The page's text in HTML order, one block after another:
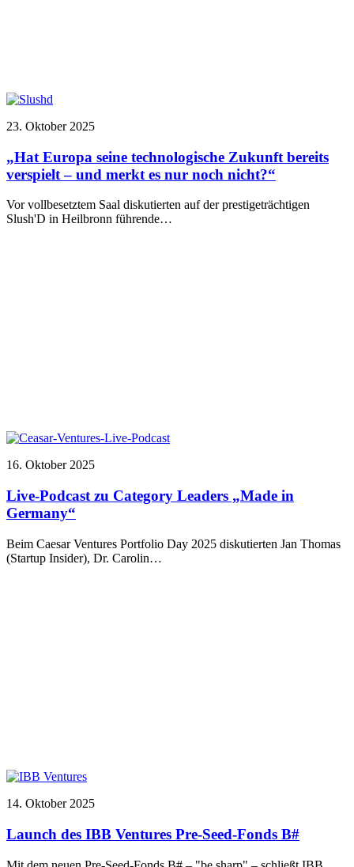
23. Oktober 2025
„Hat Europa seine technologische Zukunft bereits
verspielt – und merkt es nur noch nicht?“
Vor vollbesetztem Saal diskutierten auf der prestigeträchtigen
Slush'D in Heilbronn führende…
16. Oktober 2025
Live-Podcast zu Category Leaders „Made in
Germany“
Beim Caesar Ventures Portfolio Day 2025 diskutierten Jan Thomas
(Startup Insider), Dr. Carolin…
14. Oktober 2025
Launch des IBB Ventures Pre-Seed-Fonds B#